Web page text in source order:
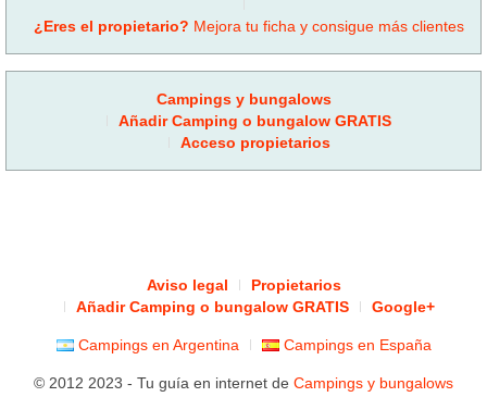
¿Eres el propietario? Mejora tu ficha y consigue más clientes
Campings y bungalows
Añadir Camping o bungalow GRATIS
Acceso propietarios
Aviso legal
Propietarios
Añadir Camping o bungalow GRATIS
Google+
Campings en Argentina Campings en España
© 2012 2023 - Tu guía en internet de Campings y bungalows